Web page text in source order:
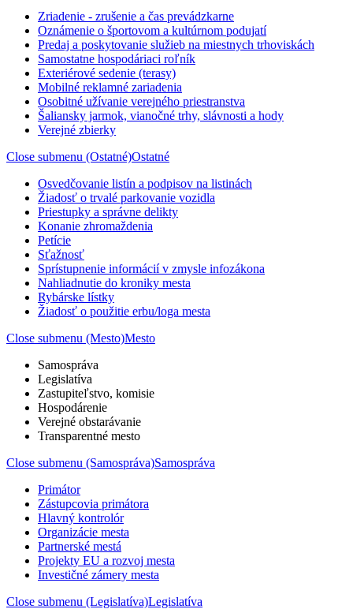
Zriadenie - zrušenie a čas prevádzkarne
Oznámenie o športovom a kultúrnom podujatí
Predaj a poskytovanie služieb na miestnych trhoviskách
Samostatne hospodáriaci roľník
Exteriérové sedenie (terasy)
Mobilné reklamné zariadenia
Osobitné užívanie verejného priestranstva
Šaliansky jarmok, vianočné trhy, slávnosti a hody
Verejné zbierky
Close submenu (Ostatné)Ostatné
Osvedčovanie listín a podpisov na listinách
Žiadosť o trvalé parkovanie vozidla
Priestupky a správne delikty
Konanie zhromaždenia
Petície
Sťažnosť
Sprístupnenie informácií v zmysle infozákona
Nahliadnutie do kroniky mesta
Rybárske lístky
Žiadosť o použitie erbu/loga mesta
Close submenu (Mesto)Mesto
Samospráva
Legislatíva
Zastupiteľstvo, komisie
Hospodárenie
Verejné obstarávanie
Transparentné mesto
Close submenu (Samospráva)Samospráva
Primátor
Zástupcovia primátora
Hlavný kontrolór
Organizácie mesta
Partnerské mestá
Projekty EU a rozvoj mesta
Investičné zámery mesta
Close submenu (Legislatíva)Legislatíva